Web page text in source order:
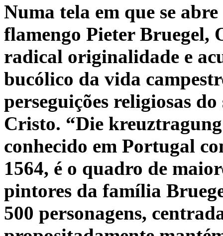
Numa tela em que se
flamengo Pieter Bruegel,
radical originalidade e
bucólico da vida
perseguições religiosas
Cristo. “Die
conhecido em Portugal
1564, é o quadro de
pintores da família
500 personagens,